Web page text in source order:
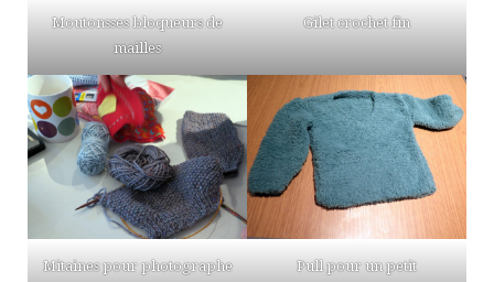
Moutonsses bloqueurs de
mailles
Gilet crochet fin
Mitaines pour photographe
Pull pour un petit